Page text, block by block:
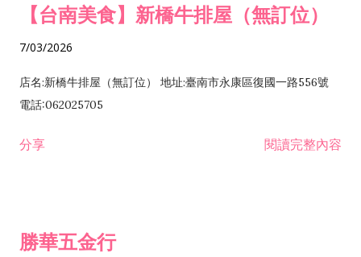
【台南美食】新橋牛排屋（無訂位）
7/03/2026
店名:新橋牛排屋（無訂位） 地址:臺南市永康區復國一路556號
電話:062025705
分享 閱讀完整內容
勝華五金行